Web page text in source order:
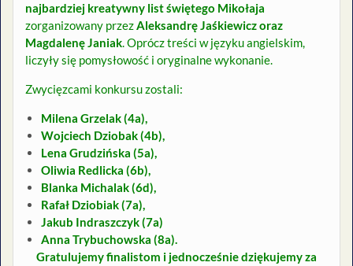
najbardziej kreatywny list świętego Mikołaja
zorganizowany przezAleksandrę Jaśkiewicz oraz
Magdalenę Janiak. Oprócz treści w języku angielskim,
liczyły się pomysłowość i oryginalne wykonanie.
Zwycięzcami konkursu zostali:
Milena Grzelak (4a),
Wojciech Dziobak (4b),
Lena Grudzińska (5a),
Oliwia Redlicka (6b),
Blanka Michalak (6d),
Rafał Dziobiak (7a),
Jakub Indraszczyk (7a)
Anna Trybuchowska (8a).
Gratulujemy finalistom i jednocześnie dziękujemy za